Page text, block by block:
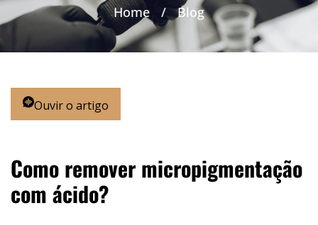
Home / Blog
Ouvir o artigo
Como remover micropigmentação
com ácido?